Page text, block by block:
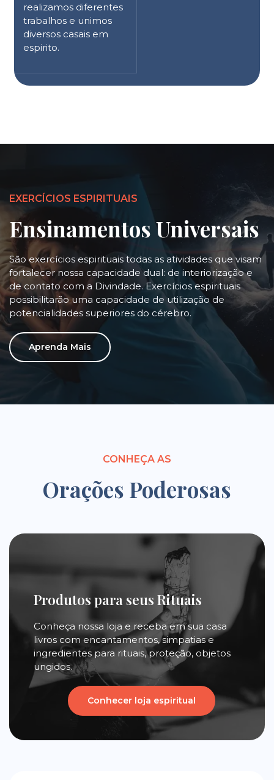
realizamos diferentes
trabalhos e unimos
diversos casais em
espirito.
EXERCÍCIOS ESPIRITUAIS
Ensinamentos Universais
São exercícios espirituais todas as atividades que visam
fortalecer nossa capacidade dual: de interiorização e
de contato com a Divindade. Exercícios espirituais
possibilitarão uma capacidade de utilização de
potencialidades superiores do cérebro.
Aprenda Mais
CONHEÇA AS
Orações Poderosas
Produtos para seus Rituais
Conheça nossa loja e receba em sua casa
livros com encantamentos, simpatias e
ingredientes para rituais, proteção, objetos
ungidos.
Conhecer loja espiritual